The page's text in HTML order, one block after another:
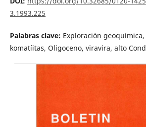
3.1993.225
Palabras clave: Exploración
komatíitas, Oligoceno, viravira, alto